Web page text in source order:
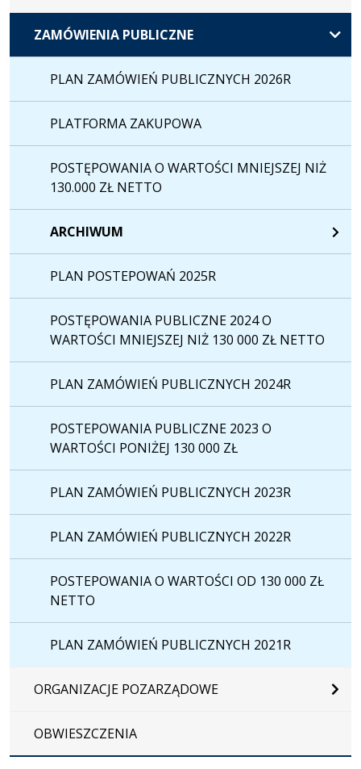
ZAMÓWIENIA PUBLICZNE
PLAN ZAMÓWIEŃ PUBLICZNYCH 2026R
PLATFORMA ZAKUPOWA
POSTĘPOWANIA O WARTOŚCI MNIEJSZEJ NIŻ
130.000 ZŁ NETTO
ARCHIWUM
PLAN POSTEPOWAŃ 2025R
POSTĘPOWANIA PUBLICZNE 2024 O
WARTOŚCI MNIEJSZEJ NIŻ 130 000 ZŁ NETTO
PLAN ZAMÓWIEŃ PUBLICZNYCH 2024R
POSTEPOWANIA PUBLICZNE 2023 O
WARTOŚCI PONIŻEJ 130 000 ZŁ
PLAN ZAMÓWIEŃ PUBLICZNYCH 2023R
PLAN ZAMÓWIEŃ PUBLICZNYCH 2022R
POSTEPOWANIA O WARTOŚCI OD 130 000 ZŁ
NETTO
PLAN ZAMÓWIEŃ PUBLICZNYCH 2021R
ORGANIZACJE POZARZĄDOWE
OBWIESZCZENIA